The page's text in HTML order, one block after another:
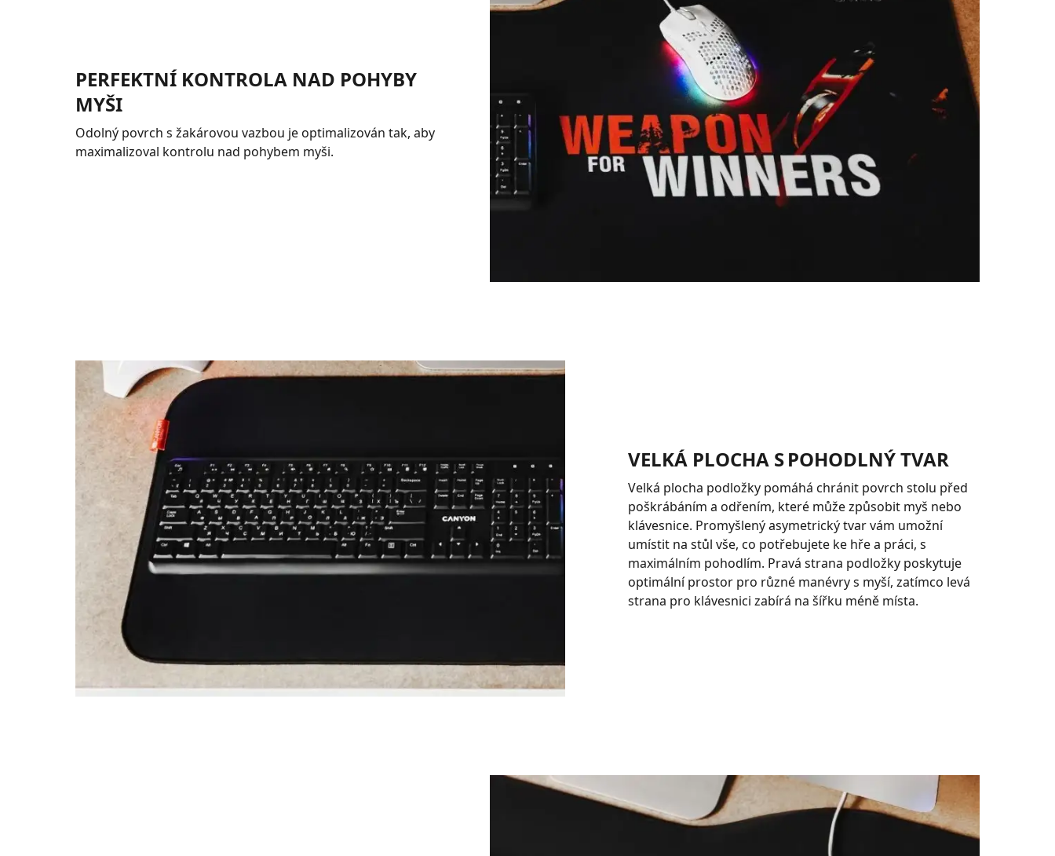
PERFEKTNÍ KONTROLA NAD POHYBY
MYŠI
Odolný povrch s žakárovou vazbou je optimalizován tak, aby
maximalizoval kontrolu nad pohybem myši.
VELKÁ PLOCHA S POHODLNÝ TVAR
Velká plocha podložky pomáhá chránit povrch stolu před
poškrábáním a odřením, které může způsobit myš nebo
klávesnice. Promyšlený asymetrický tvar vám umožní
umístit na stůl vše, co potřebujete ke hře a práci, s
maximálním pohodlím. Pravá strana podložky poskytuje
optimální prostor pro různé manévry s myší, zatímco levá
strana pro klávesnici zabírá na šířku méně místa.